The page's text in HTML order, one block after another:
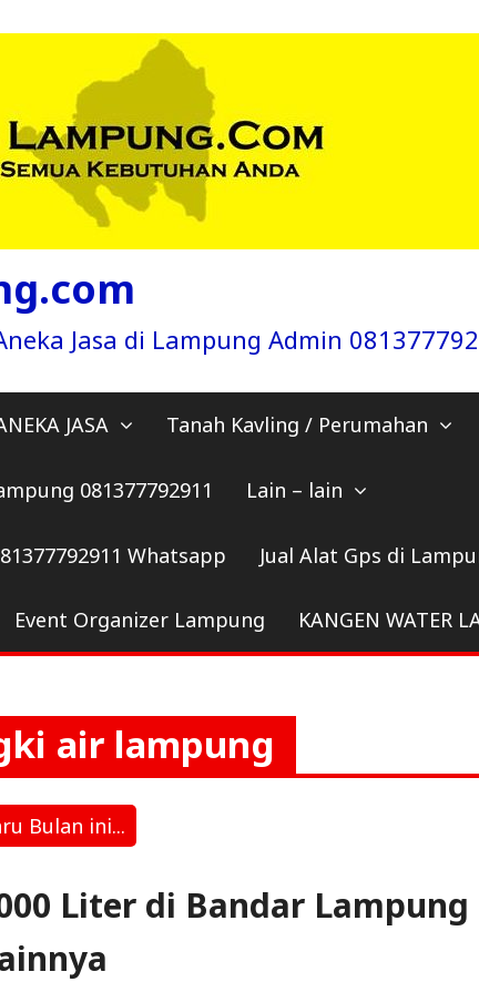
Jasa di Lampung Admin
JASA Tanah Kavling / Perumahan
081377792911 Lain – lain
Whatsapp Jual Alat Gps di
Event Organizer Lampung KANGEN WATER
air lampung
Bulan ini...
Liter di Bandar Lampung